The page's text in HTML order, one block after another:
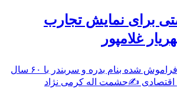
برای نمایش تجارب
غلامپور